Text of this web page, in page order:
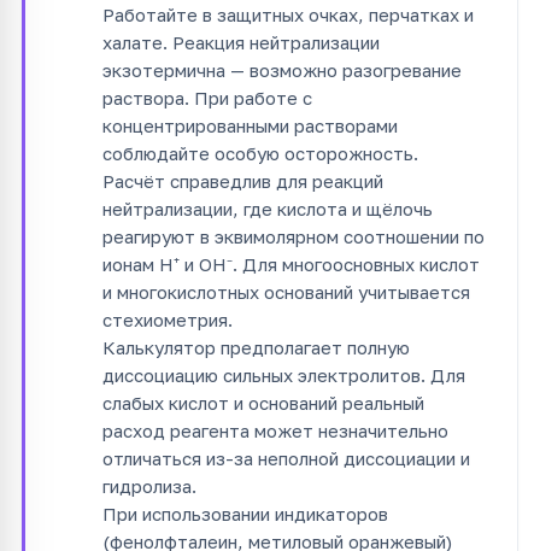
Работайте в защитных очках, перчатках и
халате. Реакция нейтрализации
экзотермична — возможно разогревание
раствора. При работе с
концентрированными растворами
соблюдайте особую осторожность.
Расчёт справедлив для реакций
нейтрализации, где кислота и щёлочь
реагируют в эквимолярном соотношении по
ионам H⁺ и OH⁻. Для многоосновных кислот
и многокислотных оснований учитывается
стехиометрия.
Калькулятор предполагает полную
диссоциацию сильных электролитов. Для
слабых кислот и оснований реальный
расход реагента может незначительно
отличаться из-за неполной диссоциации и
гидролиза.
При использовании индикаторов
(фенолфталеин, метиловый оранжевый)